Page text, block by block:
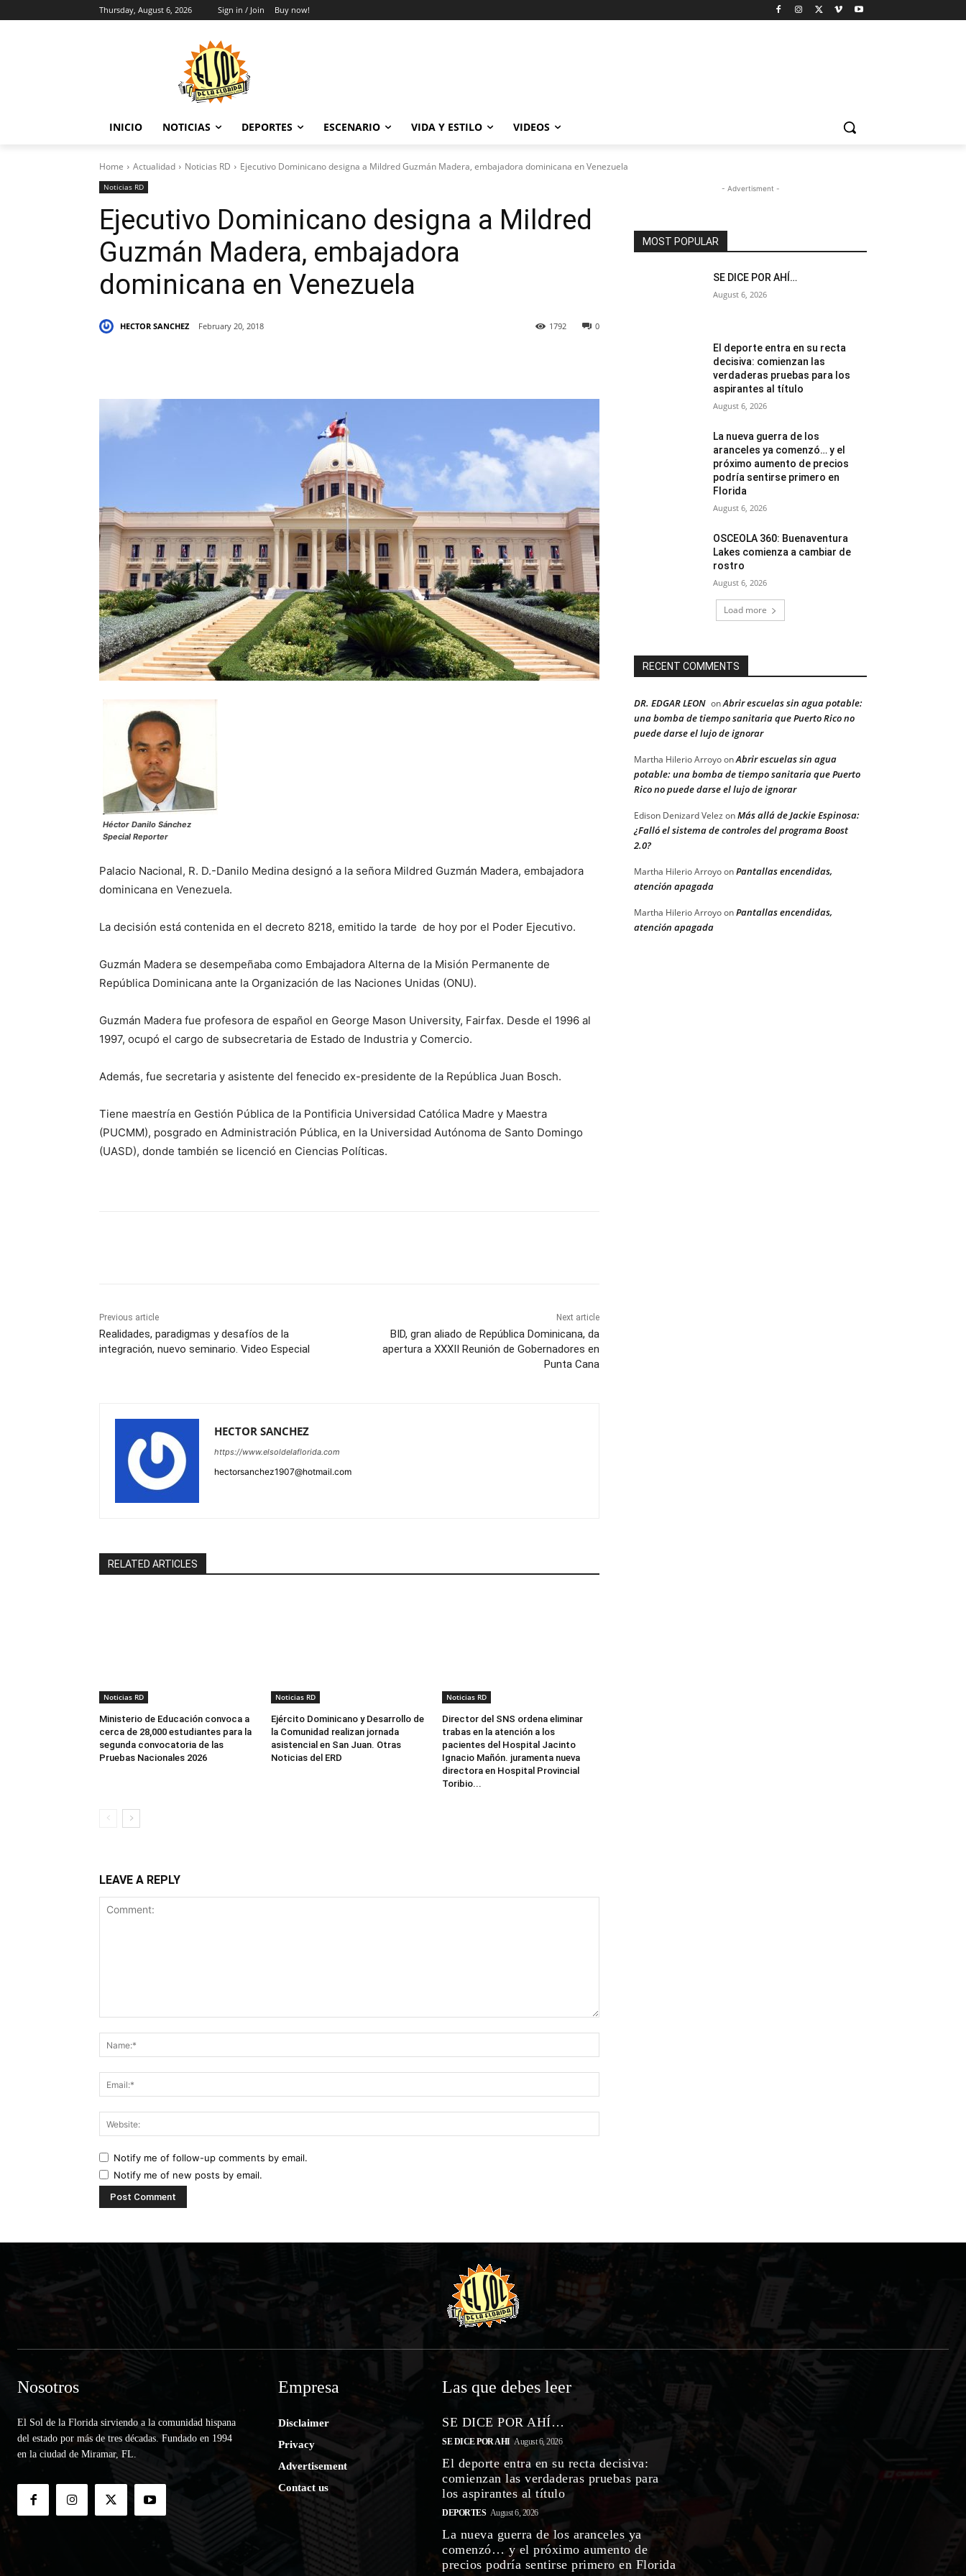
Thursday, August 6, 2026 Sign in / Join Buy now!
INICIO NOTICIAS DEPORTES ESCENARIO VIDA Y ESTILO VIDEOS
Home Actualidad Noticias RD Ejecutivo Dominicano designa a Mildred Guzmán Madera, embajadora dominicana en Venezuela
Noticias RD
Ejecutivo Dominicano designa a Mildred
Guzmán Madera, embajadora
dominicana en Venezuela
HECTOR SANCHEZ February 20, 2018 0
1792
Héctor Danilo Sánchez
Special Reporter
Palacio Nacional, R. D.-Danilo Medina designó a la señora Mildred Guzmán Madera, embajadora
dominicana en Venezuela.
La decisión está contenida en el decreto 8218, emitido la tarde de hoy por el Poder Ejecutivo.
Guzmán Madera se desempeñaba como Embajadora Alterna de la Misión Permanente de
República Dominicana ante la Organización de las Naciones Unidas (ONU).
Guzmán Madera fue profesora de español en George Mason University, Fairfax. Desde el 1996 al
1997, ocupó el cargo de subsecretaria de Estado de Industria y Comercio.
Además, fue secretaria y asistente del fenecido ex-presidente de la República Juan Bosch.
Tiene maestría en Gestión Pública de la Pontificia Universidad Católica Madre y Maestra
(PUCMM), posgrado en Administración Pública, en la Universidad Autónoma de Santo Domingo
(UASD), donde también se licenció en Ciencias Políticas.
Previous article
Realidades, paradigmas y desafíos de la
integración, nuevo seminario. Video Especial
Next article
BID, gran aliado de República Dominicana, da
apertura a XXXII Reunión de Gobernadores en
Punta Cana
HECTOR SANCHEZ
https://www.elsoldelaflorida.com
hectorsanchez1907@hotmail.com
RELATED ARTICLES
Noticias RD
Ministerio de Educación convoca a
cerca de 28,000 estudiantes para la
segunda convocatoria de las
Pruebas Nacionales 2026
Noticias RD
Ejército Dominicano y Desarrollo de
la Comunidad realizan jornada
asistencial en San Juan. Otras
Noticias del ERD
Noticias RD
Director del SNS ordena eliminar
trabas en la atención a los
pacientes del Hospital Jacinto
Ignacio Mañón. juramenta nueva
directora en Hospital Provincial
Toribio...
LEAVE A REPLY
Notify me of follow-up comments by email.
Notify me of new posts by email.
- Advertisment -
MOST POPULAR
SE DICE POR AHÍ…
August 6, 2026
El deporte entra en su recta
decisiva: comienzan las
verdaderas pruebas para los
aspirantes al título
August 6, 2026
La nueva guerra de los
aranceles ya comenzó… y el
próximo aumento de precios
podría sentirse primero en
Florida
August 6, 2026
OSCEOLA 360: Buenaventura
Lakes comienza a cambiar de
rostro
August 6, 2026
Load more
RECENT COMMENTS
DR. EDGAR LEON onAbrir escuelas sin agua potable:
una bomba de tiempo sanitaria que Puerto Rico no
puede darse el lujo de ignorar
Martha Hilerio ArroyoonAbrir escuelas sin agua
potable: una bomba de tiempo sanitaria que Puerto
Rico no puede darse el lujo de ignorar
Edison Denizard Velez onMás allá de Jackie Espinosa:
¿Falló el sistema de controles del programa Boost
2.0?
Martha Hilerio ArroyoonPantallas encendidas,
atención apagada
Martha Hilerio ArroyoonPantallas encendidas,
atención apagada
Nosotros
El Sol de la Florida sirviendo a la comunidad hispana
del estado por más de tres décadas. Fundado en 1994
en la ciudad de Miramar, FL.
Empresa
Disclaimer
Privacy
Advertisement
Contact us
Las que debes leer
SE DICE POR AHÍ…
SE DICE POR AHI August 6, 2026
El deporte entra en su recta decisiva:
comienzan las verdaderas pruebas para
los aspirantes al título
DEPORTES August 6, 2026
La nueva guerra de los aranceles ya
comenzó… y el próximo aumento de
precios podría sentirse primero en Florida